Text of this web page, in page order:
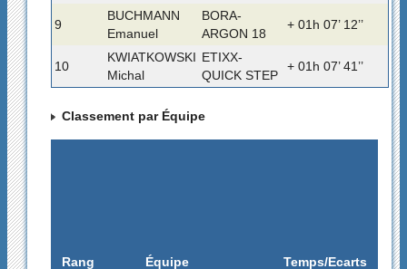
9
BUCHMANN
Emanuel
BORA-
ARGON 18
+ 01h 07’ 12’’
10
KWIATKOWSKI
Michal
ETIXX-
QUICK STEP
+ 01h 07’ 41’’
Classement par Équipe
Rang Équipe Temps/Ecarts